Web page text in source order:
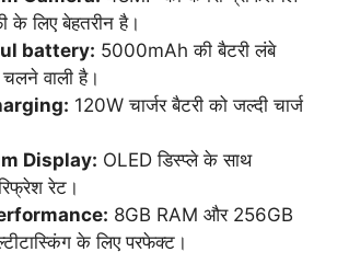
के लिए बेहतरीन है।
battery: 5000mAh की बैटरी लंबे
वाली है।
120W चार्जर बैटरी को जल्दी चार्ज
Display: OLED डिस्प्ले के साथ
रेट।
8GB RAM और 256GB
के लिए परफेक्ट।